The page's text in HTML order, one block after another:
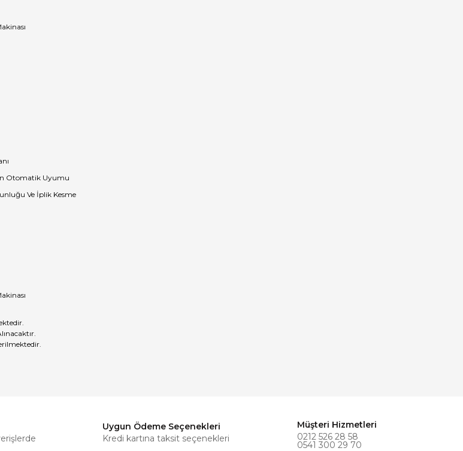
Otomatik Uyumu
Ve İplik Kesme
Bu ürüne ilk yorumu siz yapın!Uygun Ödeme Seçenekleri
Kredi kartına taksit seçenekleri
Müşteri Hizmetleri
0212 526 28 58
0541 300 29 70